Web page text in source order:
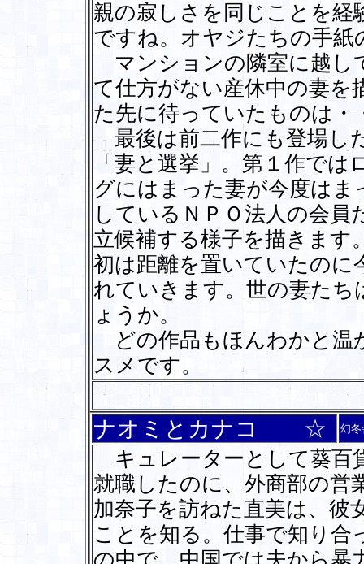
親の寂しさを同じことを
ですね。オヤジたちの手
マンションの隣室に越し
て仕方がない産休中の妻を
た先に待っていたものは・
最後は前二作にも登場し
「妻と選挙」。第１作で
グにはまった妻が今度は
しているＮＰＯ法人の会員
立候補する様子を描きます
初は距離を置いていたのに
れていきます。世の妻た
ょうか。
どの作品もほんわかと温
スメです。
ナオミとカナコ ☆ 幻
キュレーターとして葵百
就職したのに、外商部の営
加奈子を訪ねた直美は、彼
ことを知る。仕事で知り合